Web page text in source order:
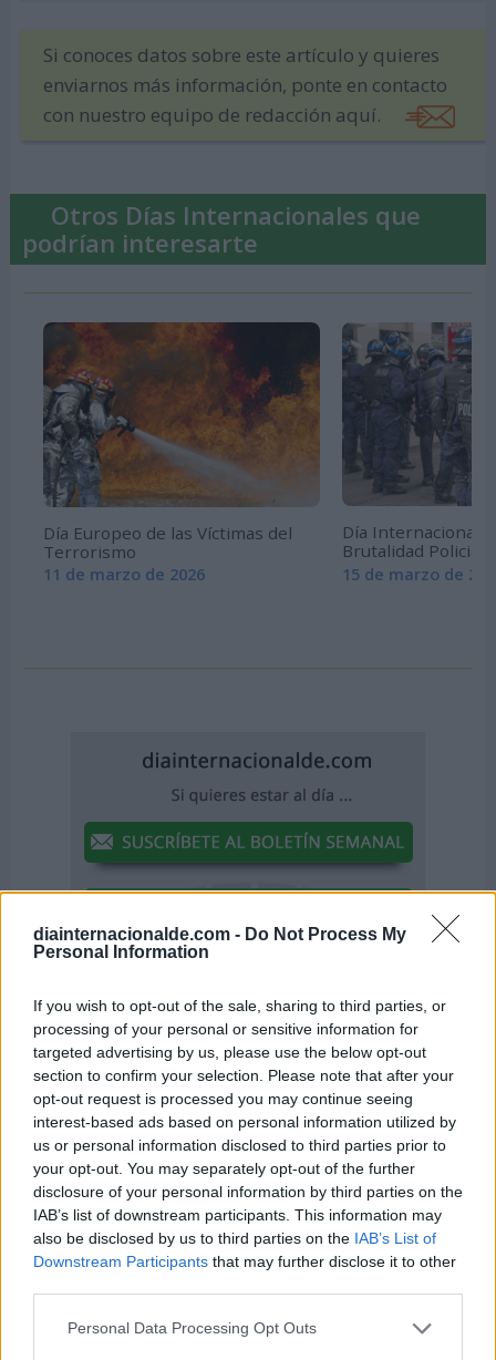
diainternacionalde.com - Do Not Process My
Personal Information
If you wish to opt-out of the sale, sharing to third parties, or
processing of your personal or sensitive information for
targeted advertising by us, please use the below opt-out
section to confirm your selection. Please note that after your
opt-out request is processed you may continue seeing
interest-based ads based on personal information utilized by
us or personal information disclosed to third parties prior to
your opt-out. You may separately opt-out of the further
disclosure of your personal information by third parties on the
IAB’s list of downstream participants. This information may
also be disclosed by us to third parties on the IAB’s List of
Downstream Participants that may further disclose it to other
Personal Data Processing Opt Outs
Si conoces datos sobre este artículo y quieres
enviarnos más información, ponte en contacto
con nuestro equipo de redacción aquí.
Otros Días Internacionales que
podrían interesarte
Día Europeo de las Víctimas del
Terrorismo
11 de marzo de 2026
Día Internacional
Brutalidad Policial
15 de marzo de
El 22 de febrero también se
celebra ...
-Día Europeo de la Igualdad Salarial